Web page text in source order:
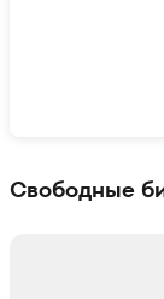
Свободные